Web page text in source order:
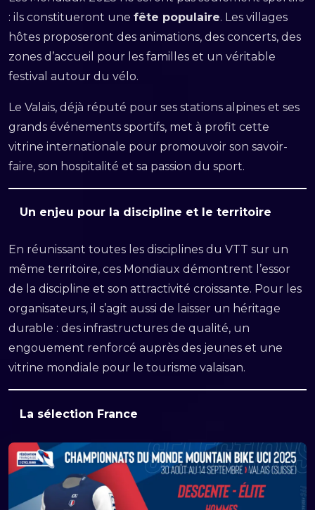
: ils constitueront une fête populaire. Les villages
hôtes proposeront des animations, des concerts, des
zones d’accueil pour les familles et un véritable
festival autour du vélo.
Le Valais, déjà réputé pour ses stations alpines et ses
grands événements sportifs, met à profit cette
vitrine internationale pour promouvoir son savoir-
faire, son hospitalité et sa passion du sport.
Un enjeu pour la discipline et le territoire
En réunissant toutes les disciplines du VTT sur un
même territoire, ces Mondiaux démontrent l’essor
de la discipline et son attractivité croissante. Pour les
organisateurs, il s’agit aussi de laisser un héritage
durable : des infrastructures de qualité, un
engouement renforcé auprès des jeunes et une
vitrine mondiale pour le tourisme valaisan.
La sélection France